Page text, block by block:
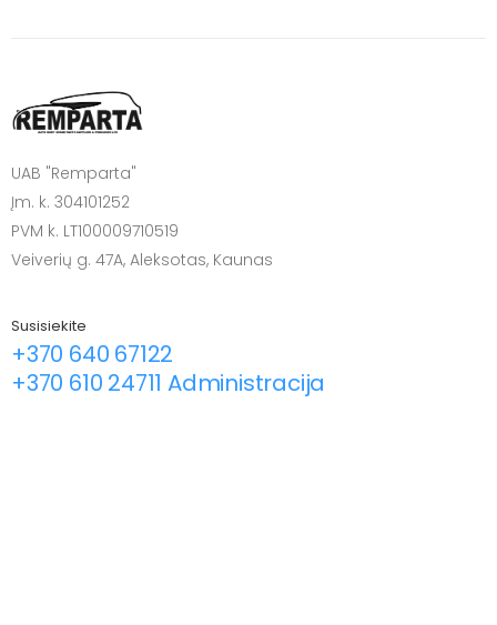
UAB "Remparta"
Įm. k. 304101252
PVM k. LT100009710519
Veiverių g. 47A, Aleksotas, Kaunas
Susisiekite
+370 640 67122
+370 610 24711 Administracija